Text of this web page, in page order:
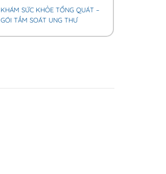
KHÁM SỨC KHỎE TỔNG QUÁT –
GÓI TẦM SOÁT UNG THƯ